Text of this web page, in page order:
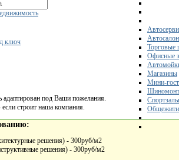
Торговые
Офисные
Магазины
Мини-
Спортзалы
ключ
под Ваши пожелания.
строит наша компания.
решения) - 300руб/м2
решения) - 300руб/м2